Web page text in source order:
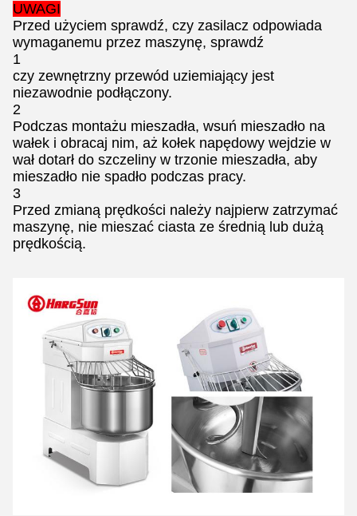
UWAGI
Przed użyciem sprawdź, czy zasilacz odpowiada
wymaganemu przez maszynę, sprawdź
1
czy zewnętrzny przewód uziemiający jest
niezawodnie podłączony.
2
Podczas montażu mieszadła, wsuń mieszadło na
wałek i obracaj nim, aż kołek napędowy wejdzie w
wał dotarł do szczeliny w trzonie mieszadła, aby
mieszadło nie spadło podczas pracy.
3
Przed zmianą prędkości należy najpierw zatrzymać
maszynę, nie mieszać ciasta ze średnią lub dużą
prędkością.